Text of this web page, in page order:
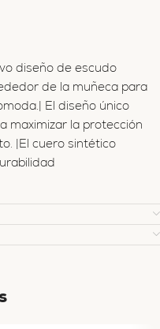
diseño de escudo
de la muñeca para
El diseño único
maximizar la protección
|El cuero sintético